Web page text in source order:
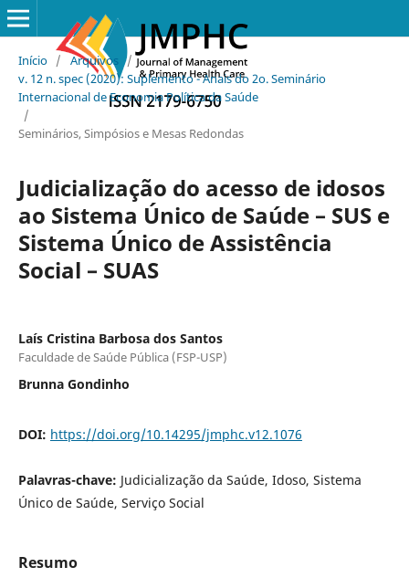
Início / Arquivos /
v. 12 n. spec (2020): Suplemento - Anais do 2o. Seminário
Internacional de Economia Política da Saúde
/
Seminários, Simpósios e Mesas Redondas
Judicialização do acesso de idosos
ao Sistema Único de Saúde – SUS e
Sistema Único de Assistência
Social – SUAS
Laís Cristina Barbosa dos Santos
Faculdade de Saúde Pública (FSP-USP)
Brunna Gondinho
DOI: https://doi.org/10.14295/jmphc.v12.1076
Palavras-chave: Judicialização da Saúde, Idoso, Sistema
Único de Saúde, Serviço Social
Resumo